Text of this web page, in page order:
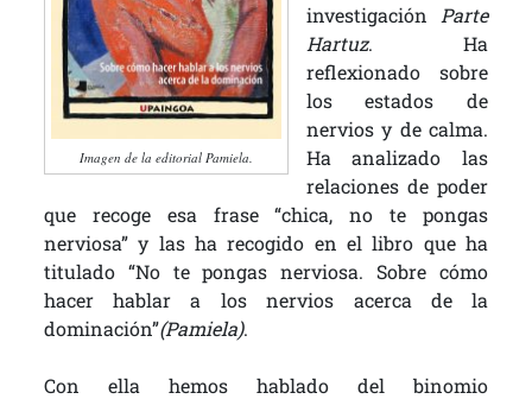
Imagen de la editorial Pamiela.
investigación Parte
Hartuz. Ha
reflexionado sobre
los estados de
nervios y de calma.
Ha analizado las
relaciones de poder
que recoge esa frase “chica, no te pongas
nerviosa” y las ha recogido en el libro que ha
titulado “No te pongas nerviosa. Sobre cómo
hacer hablar a los nervios acerca de la
dominación”(Pamiela).
Con ella hemos hablado del binomio